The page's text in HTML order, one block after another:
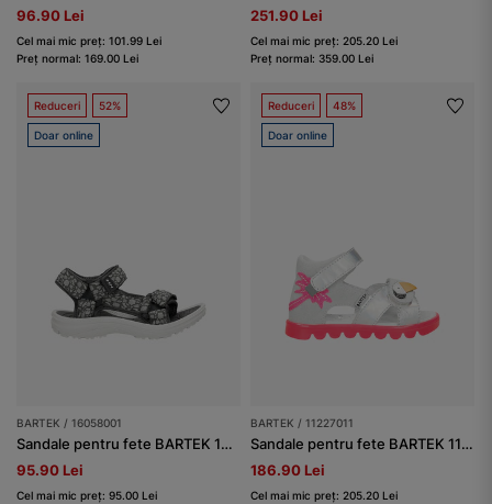
96.90 Lei
Cel mai mic preț: 101.99 Lei
Preț normal: 169.00 Lei
251.90 Lei
Cel mai mic preț: 205.20 Lei
Preț normal: 359.00 Lei
Reduceri 52%
Doar online
BARTEK / 16058001
Sandale pentru fete BARTEK 16058001, negru-gri
95.90 Lei
Cel mai mic preț: 95.00 Lei
Reduceri 48%
Doar online
BARTEK / 11227011
Sandale pentru fete BARTEK 11227011, gri-roz
186.90 Lei
Cel mai mic preț: 205.20 Lei